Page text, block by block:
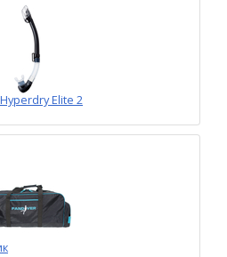
Elite 2